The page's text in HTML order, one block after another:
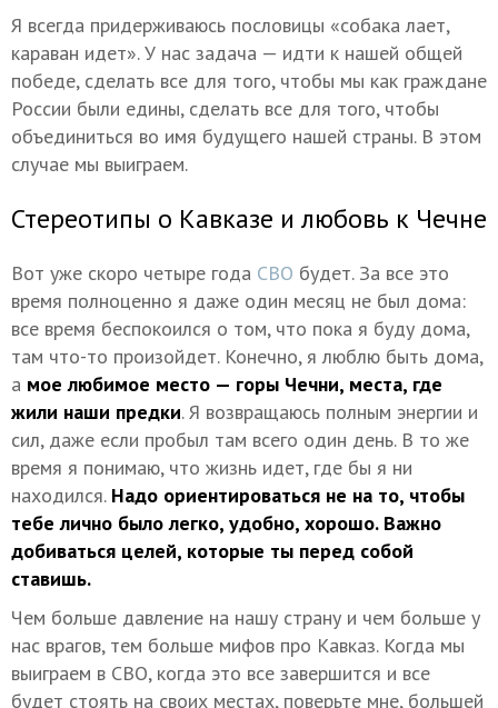
Я всегда придерживаюсь пословицы «собака лает,
караван идет». У нас задача — идти к нашей общей
победе, сделать все для того, чтобы мы как граждане
России были едины, сделать все для того, чтобы
объединиться во имя будущего нашей страны. В этом
случае мы выиграем.
Стереотипы о Кавказе и любовь к Чечне
Вот уже скоро четыре года СВО будет. За все это
время полноценно я даже один месяц не был дома:
все время беспокоился о том, что пока я буду дома,
там что-то произойдет. Конечно, я люблю быть дома,
а мое любимое место — горы Чечни, места, где
жили наши предки. Я возвращаюсь полным энергии и
сил, даже если пробыл там всего один день. В то же
время я понимаю, что жизнь идет, где бы я ни
находился. Надо ориентироваться не на то, чтобы
тебе лично было легко, удобно, хорошо. Важно
добиваться целей, которые ты перед собой
ставишь.
Чем больше давление на нашу страну и чем больше у
нас врагов, тем больше мифов про Кавказ. Когда мы
выиграем в СВО, когда это все завершится и все
будет стоять на своих местах, поверьте мне, большей